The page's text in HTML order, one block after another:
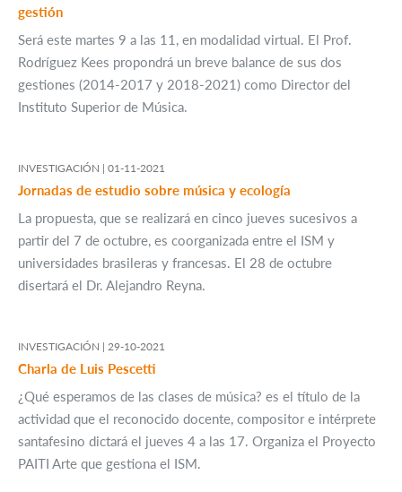
gestión
Será este martes 9 a las 11, en modalidad virtual. El Prof.
Rodríguez Kees propondrá un breve balance de sus dos
gestiones (2014-2017 y 2018-2021) como Director del
Instituto Superior de Música.
INVESTIGACIÓN | 01-11-2021
Jornadas de estudio sobre música y ecología
La propuesta, que se realizará en cinco jueves sucesivos a
partir del 7 de octubre, es coorganizada entre el ISM y
universidades brasileras y francesas. El 28 de octubre
disertará el Dr. Alejandro Reyna.
INVESTIGACIÓN | 29-10-2021
Charla de Luis Pescetti
¿Qué esperamos de las clases de música? es el título de la
actividad que el reconocido docente, compositor e intérprete
santafesino dictará el jueves 4 a las 17. Organiza el Proyecto
PAITI Arte que gestiona el ISM.